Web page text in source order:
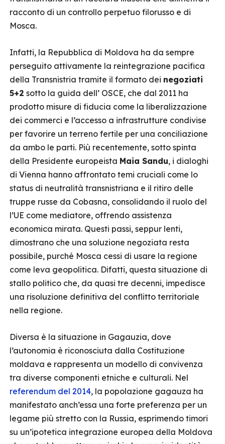
racconto di un controllo perpetuo filorusso e di
Mosca.
Infatti, la Repubblica di Moldova ha da sempre
perseguito attivamente la reintegrazione pacifica
della Transnistria tramite il formato dei negoziati
5+2 sotto la guida dell’ OSCE, che dal 2011 ha
prodotto misure di fiducia come la liberalizzazione
dei commerci e l’accesso a infrastrutture condivise
per favorire un terreno fertile per una conciliazione
da ambo le parti. Più recentemente, sotto spinta
della Presidente europeista Maia Sandu, i dialoghi
di Vienna hanno affrontato temi cruciali come lo
status di neutralità transnistriana e il ritiro delle
truppe russe da Cobasna, consolidando il ruolo del
l’UE come mediatore, offrendo assistenza
economica mirata. Questi passi, seppur lenti,
dimostrano che una soluzione negoziata resta
possibile, purché Mosca cessi di usare la regione
come leva geopolitica. Difatti, questa situazione di
stallo politico che, da quasi tre decenni, impedisce
una risoluzione definitiva del conflitto territoriale
nella regione.
Diversa è la situazione in Gagauzia, dove
l’autonomia è riconosciuta dalla Costituzione
moldava e rappresenta un modello di convivenza
tra diverse componenti etniche e culturali. Nel
referendum del 2014, la popolazione gagauza ha
manifestato anch’essa una forte preferenza per un
legame più stretto con la Russia, esprimendo timori
su un’ipotetica integrazione europea della Moldova